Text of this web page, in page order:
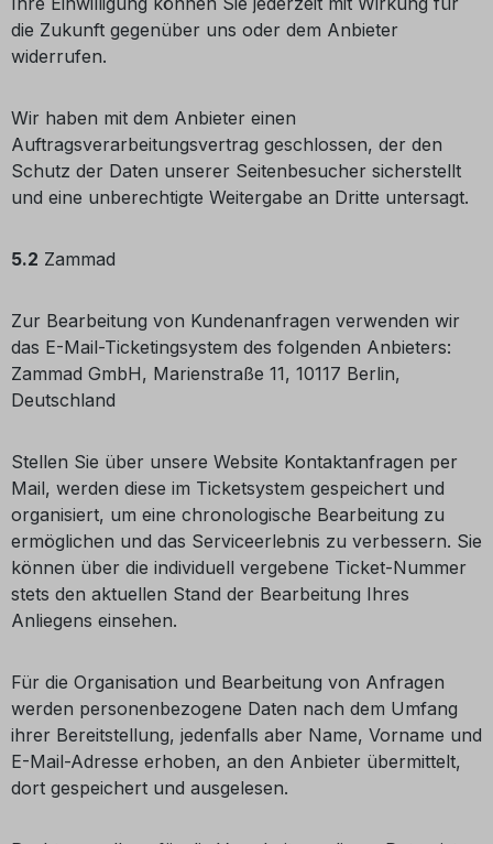
die Zukunft gegenüber uns oder dem Anbieter
widerrufen.
Wir haben mit dem Anbieter einen
Auftragsverarbeitungsvertrag geschlossen, der den
Schutz der Daten unserer Seitenbesucher sicherstellt
und eine unberechtigte Weitergabe an Dritte untersagt.
5.2 Zammad
Zur Bearbeitung von Kundenanfragen verwenden wir
das E-Mail-Ticketingsystem des folgenden Anbieters:
Zammad GmbH, Marienstraße 11, 10117 Berlin,
Deutschland
Stellen Sie über unsere Website Kontaktanfragen per
Mail, werden diese im Ticketsystem gespeichert und
organisiert, um eine chronologische Bearbeitung zu
ermöglichen und das Serviceerlebnis zu verbessern. Sie
können über die individuell vergebene Ticket-Nummer
stets den aktuellen Stand der Bearbeitung Ihres
Anliegens einsehen.
Für die Organisation und Bearbeitung von Anfragen
werden personenbezogene Daten nach dem Umfang
ihrer Bereitstellung, jedenfalls aber Name, Vorname und
E-Mail-Adresse erhoben, an den Anbieter übermittelt,
dort gespeichert und ausgelesen.